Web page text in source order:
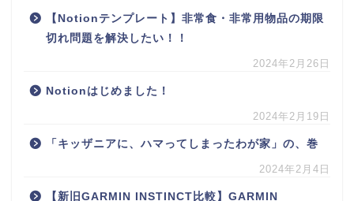
【Notionテンプレート】非常食・非常用物品の期限
切れ問題を解決したい！！
2024年2月26日
Notionはじめました！
2024年2月19日
「キッザニアに、ハマってしまったわが家」の、巻
2024年2月4日
【新旧GARMIN INSTINCT比較】GARMIN